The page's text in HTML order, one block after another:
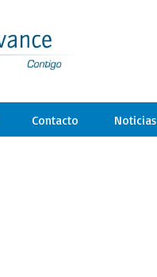
Contacto Noticias